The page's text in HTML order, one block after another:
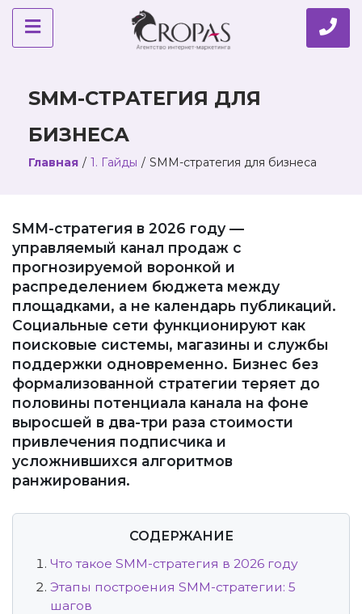
SMM-СТРАТЕГИЯ ДЛЯ
БИЗНЕСА
Главная / 1. Гайды / SMM-стратегия для бизнеса
SMM-стратегия в 2026 году —
управляемый канал продаж с
прогнозируемой воронкой и
распределением бюджета между
площадками, а не календарь публикаций.
Социальные сети функционируют как
поисковые системы, магазины и службы
поддержки одновременно. Бизнес без
формализованной стратегии теряет до
половины потенциала канала на фоне
выросшей в два-три раза стоимости
привлечения подписчика и
усложнившихся алгоритмов
ранжирования.
СОДЕРЖАНИЕ
Что такое SMM-стратегия в 2026 году
Этапы построения SMM-стратегии: 5
шагов